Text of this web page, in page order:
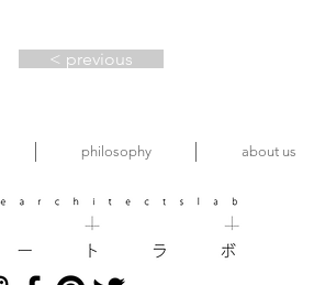
< previous
philosophy about us